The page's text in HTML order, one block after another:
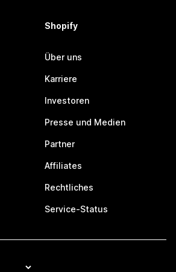
Shopify
Über uns
Karriere
Investoren
Presse und Medien
Partner
Affiliates
Rechtliches
Service-Status